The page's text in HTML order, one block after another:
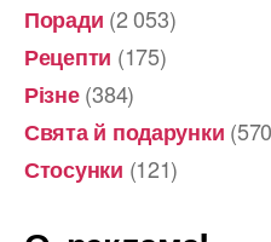
Поради (2 053)
Рецепти (175)
Різне(384)
Свята й подарунки
Стосунки (121)